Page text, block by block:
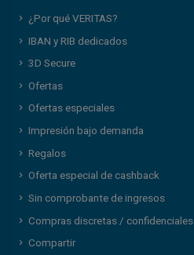
¿Por qué VERITAS?
IBAN y RIB dedicados
3D Secure
Ofertas
Ofertas especiales
Impresión bajo demanda
Regalos
Oferta especial de cashback
Sin comprobante de ingresos
Compras discretas / confidenciales
Compartir